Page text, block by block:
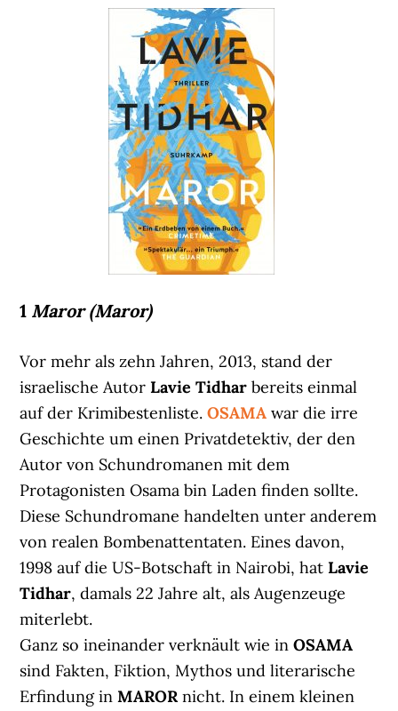
1 Maror (Maror)
Vor mehr als zehn Jahren, 2013, stand der
israelische AutorLavie Tidhar bereits einmal
auf der Krimibestenliste.OSAMAwar die irre
Geschichte um einen Privatdetektiv, der den
Autor von Schundromanen mit dem
Protagonisten Osama bin Laden finden sollte.
Diese Schundromane handelten unter anderem
von realen Bombenattentaten. Eines davon,
1998 auf die US-Botschaft in Nairobi, hatLavie
Tidhar, damals 22 Jahre alt, als Augenzeuge
miterlebt.
Ganz so ineinander verknäult wie inOSAMA
sind Fakten, Fiktion, Mythos und literarische
Erfindung inMARORnicht. In einem kleinen